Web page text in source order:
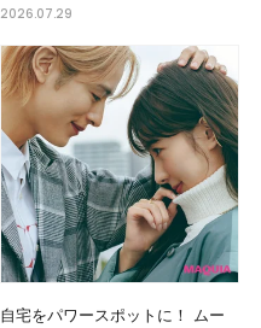
2026.07.29
自宅をパワースポットに！ ムー